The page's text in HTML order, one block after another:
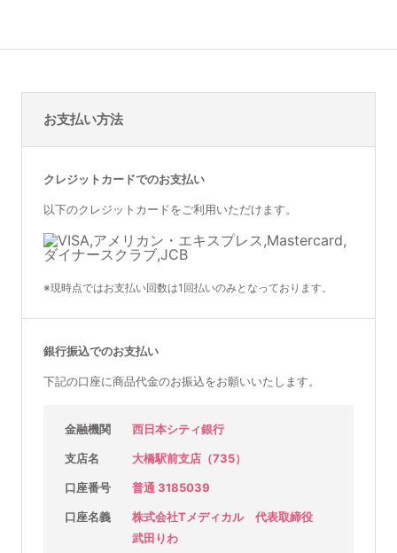
お支払い方法
クレジットカードでのお支払い
以下のクレジットカードをご利用いただけます。
※現時点ではお支払い回数は1回払いのみとなっております。
銀行振込でのお支払い
下記の口座に商品代金のお振込をお願いいたします。
金融機関 西日本シティ銀行
支店名 大橋駅前支店（735）
口座番号 普通 3185039
口座名義
株式会社Tメディカル 代表取締役
武田りわ